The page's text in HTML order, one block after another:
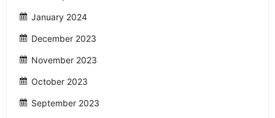
January 2024
December 2023
November 2023
October 2023
September 2023